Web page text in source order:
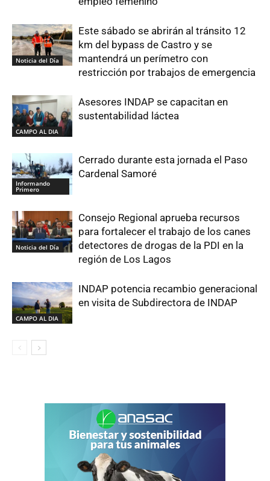
Noticia del Día
Este sábado se abrirán al tránsito 12
km del bypass de Castro y se
mantendrá un perímetro con
restricción por trabajos de emergencia
CAMPO AL DIA
Asesores INDAP se capacitan en
sustentabilidad láctea
Informando
Primero
Cerrado durante esta jornada el Paso
Cardenal Samoré
Noticia del Día
Consejo Regional aprueba recursos
para fortalecer el trabajo de los canes
detectores de drogas de la PDI en la
región de Los Lagos
CAMPO AL DIA
INDAP potencia recambio generacional
en visita de Subdirectora de INDAP